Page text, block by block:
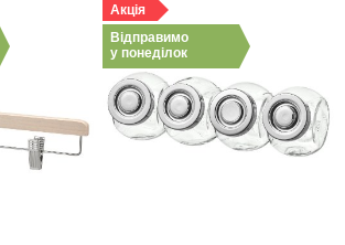
Акція
Відправимо
у понеділок